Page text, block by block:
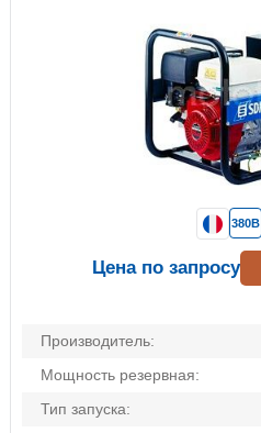
Производитель:
Мощность резервная:
Тип запуска:
380В
Цена по запросу